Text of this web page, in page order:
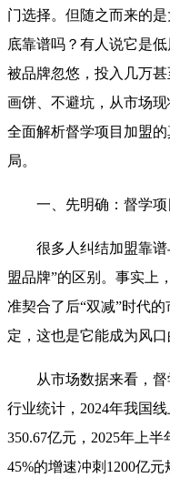
门选择。但随之而来的
底靠谱吗？有人说它是
被品牌忽悠，投入几万
画饼、不避坑，从市场
全面解析督学项目加盟
局。
一、先明确：督学项
很多人纠结加盟靠谱
盟品牌”的区别。事实上
准契合了后“双减”时代
定，这也是它能成为风口
从市场数据来看，督
行业统计，2024年我国
350.67亿元，2025年上
45%的增速冲刺1200亿